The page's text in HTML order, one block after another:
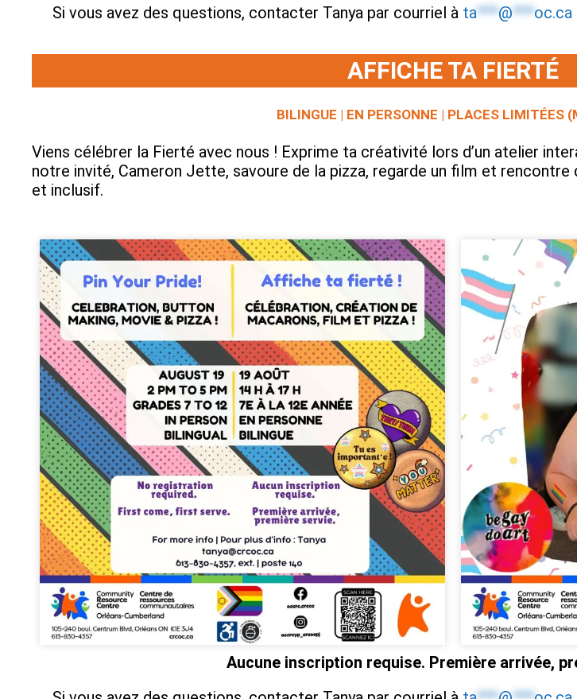
Si vous avez des questions, contacter Tanya par courriel à ta***@***oc.ca
AFFICHE TA FIERTÉ
BILINGUE | EN PERSONNE | PLACES LIMITÉES
Viens célébrer la Fierté avec nous ! Exprime ta créativité lors d’un atelier
notre invité, Cameron Jette, savoure de la pizza, regarde un film et rencontre
et inclusif.
Aucune inscription requise. Première arrivée,